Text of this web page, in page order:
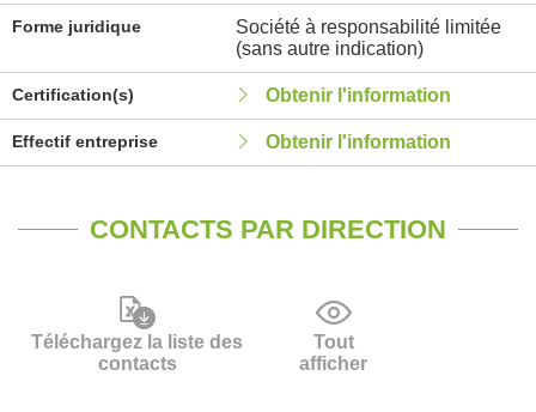
Forme juridique
Société à responsabilité limitée
(sans autre indication)
Certification(s) Obtenir l'information
Effectif entreprise Obtenir l'information
CONTACTS PAR DIRECTION
Téléchargez la liste des
contacts
Tout
afficher